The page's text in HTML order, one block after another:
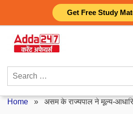
Get Free Study
content
Search
Home » असम के राज्यपाल ने मूल्य-